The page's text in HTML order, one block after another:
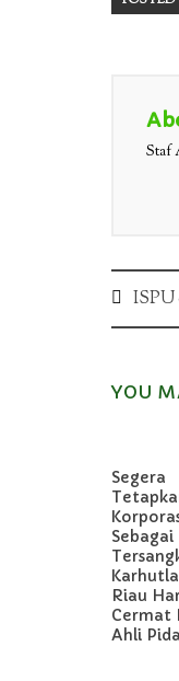
Staf
Post
ISPU
YOU
Segera
Sebagai
Riau
Cermat
Ahli